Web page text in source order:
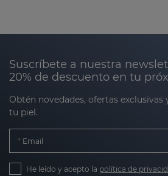
Suscríbete a nuestra
20% de descuento en tu
Obtén novedades, ofertas exclusivas
tu piel.
Email
He leído y acepto la política de